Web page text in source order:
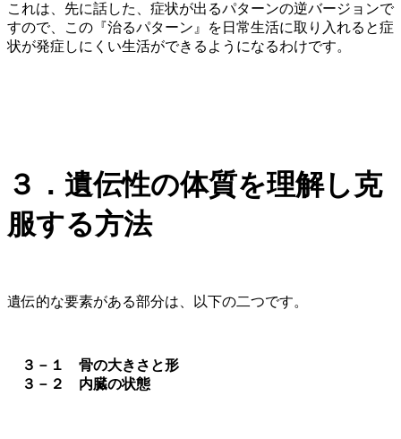
これは、先に話した、症状が出るパターンの逆バージョンで
すので、この『治るパターン』を日常生活に取り入れると症
状が発症しにくい生活ができるようになるわけです。
３．遺伝性の体質を理解し克
服する方法
遺伝的な要素がある部分は、以下の二つです。
３－１ 骨の大きさと形
３－２ 内臓の状態